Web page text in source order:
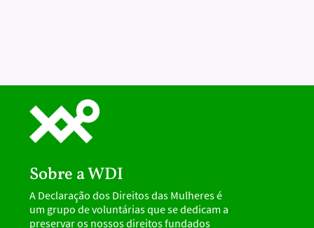
Sobre a WDI
A Declaração dos Direitos das Mulheres é
um grupo de voluntárias que se dedicam a
preservar os nossos direitos fundados